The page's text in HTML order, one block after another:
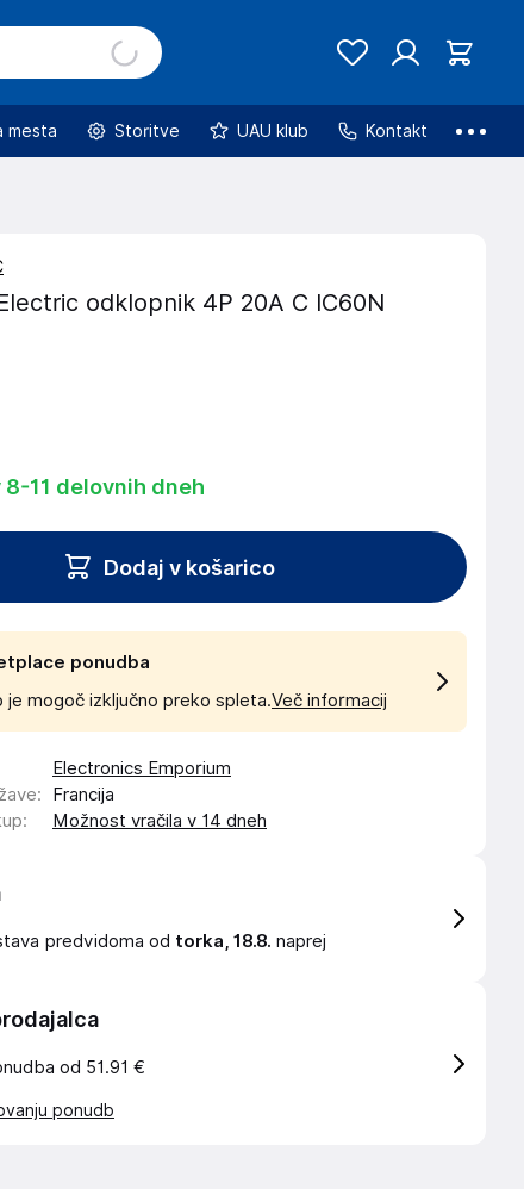
mesta Storitve UAU klub Kontakt
odklopnik 4P 20A C IC60N
8-11 delovnih dneh
Dodaj v košarico
ponudba
je mogoč izključno preko spleta.Več informacij
Electronics Emporium
:
Francija
: Možnost vračila v 14 dneh
predvidoma od torka, 18.8. naprej
od 51.91 €
ponudb